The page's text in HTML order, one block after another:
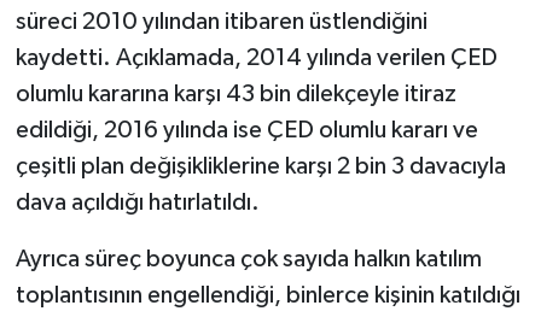
süreci 2010 yılından itibaren üstlendiğini
kaydetti. Açıklamada, 2014 yılında verilen ÇED
olumlu kararına karşı 43 bin dilekçeyle itiraz
edildiği, 2016 yılında ise ÇED olumlu kararı ve
çeşitli plan değişikliklerine karşı 2 bin 3 davacıyla
dava açıldığı hatırlatıldı.
Ayrıca süreç boyunca çok sayıda halkın katılım
toplantısının engellendiği, binlerce kişinin katıldığı